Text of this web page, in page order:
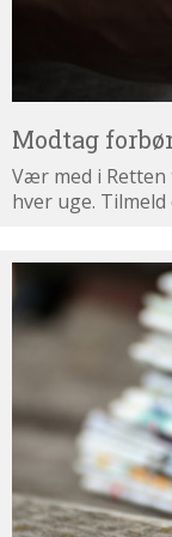
Modtag
Vær med i
hver uge. Tilmeld
Tilmeld
dig
nyhedsbrevet